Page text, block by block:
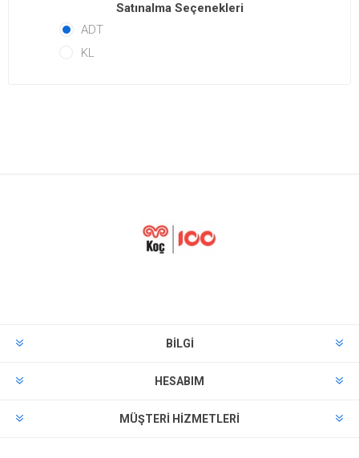
Satınalma Seçenekleri
ADT
KL
BILGI
HESABIM
MÜŞTERI HIZMETLERI